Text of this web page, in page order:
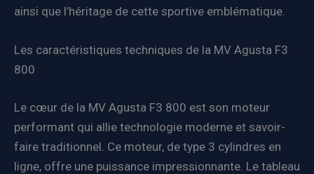
ainsi que l’héritage de cette sportive emblématique.
Les caractéristiques techniques de la MV Agusta F3
800
Le cœur de la MV Agusta F3 800 est son moteur
performant qui allie technologie moderne et savoir-
faire traditionnel. Ce moteur, de type 3 cylindres en
ligne, offre une puissance impressionnante. Le tableau